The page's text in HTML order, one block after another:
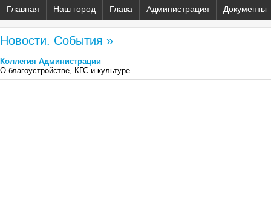
Главная Наш город Глава Администрация Документы
Новости. События »
Коллегия Администрации
О благоустройстве, КГС и культуре.